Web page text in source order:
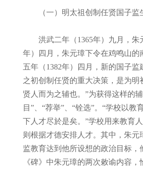
（一）明太祖创制任贤国子监
洪武二年（1365年）九月，朱
年）四月，朱元璋下令在鸡鸣山
五年（1382年）四月，新的国子
之初创制任贤的重大决策，是为
贤人而为之辅也。”为获得这样的
目”、“荐举”、“铨选”。“学校以
下人才尽於是矣。”学校用来教育
则根据才德安排人才。其中，朱
监教育达到他所设想的政治目标，
《碑》中朱元璋的两次敕谕内容